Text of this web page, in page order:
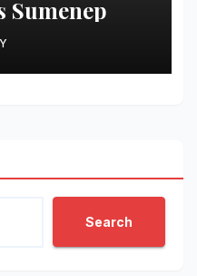
Sumenep
Search